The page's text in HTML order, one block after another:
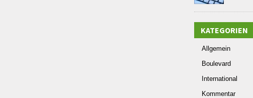
KATEGORIEN
Allgemein
Boulevard
International
Kommentar